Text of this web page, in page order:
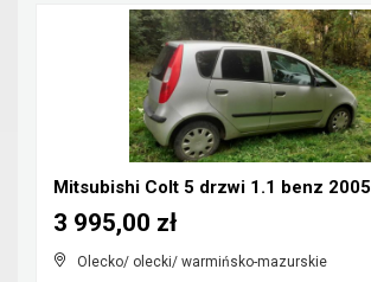
Mitsubishi Colt 5 drzwi 1.1 benz 2005
Olecko/ olecki/ warmińsko-mazurskie
3 995,00 zł